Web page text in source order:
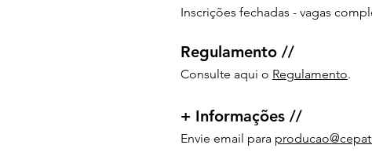
Inscrições fechadas - vagas
Regulamento //
Consulte aqui o Regulamento.
+ Informações //
Envie email para